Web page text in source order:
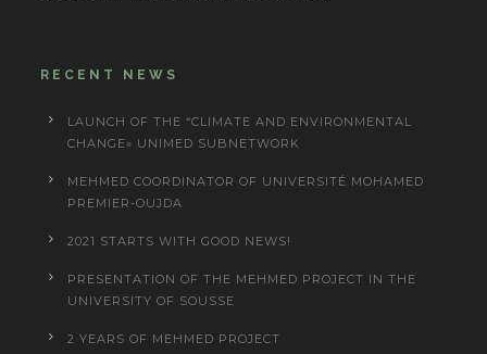
RECENT NEWS
LAUNCH OF THE “CLIMATE AND ENVIRONMENTAL
CHANGE» UNIMED SUBNETWORK
MEHMED COORDINATOR OF UNIVERSITÉ MOHAMED
PREMIER-OUJDA
2021 STARTS WITH GOOD NEWS!
PRESENTATION OF THE MEHMED PROJECT IN THE
UNIVERSITY OF SOUSSE
2 YEARS OF MEHMED PROJECT